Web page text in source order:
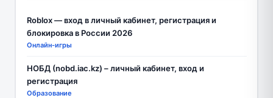
Roblox — вход в личный кабинет, регистрация и
блокировка в России 2026
Онлайн-игры
НОБД (nobd.iac.kz) – личный кабинет, вход и
регистрация
Образование